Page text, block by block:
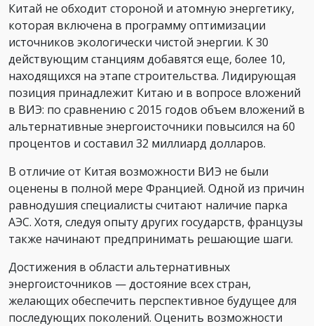
Китай не обходит стороной и атомную энергетику,
которая включена в программу оптимизации
источников экологически чистой энергии. К 30
действующим станциям добавятся еще, более 10,
находящихся на этапе строительства. Лидирующая
позиция принадлежит Китаю и в вопросе вложений
в ВИЭ: по сравнению с 2015 годов объем вложений в
альтернативные энергоисточники повысился на 60
процентов и составил 32 миллиард долларов.
В отличие от Китая возможности ВИЭ не были
оценены в полной мере Францией. Одной из причин
равнодушия специалисты считают наличие парка
АЭС. Хотя, следуя опыту других государств, французы
также начинают предпринимать решающие шаги.
Достижения в области альтернативных
энергоисточников — достояние всех стран,
желающих обеспечить перспективное будущее для
последующих поколений. Оценить возможности